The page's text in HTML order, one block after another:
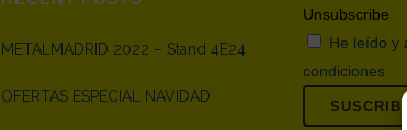
METALMADRID 2022 – Stand 4E24
OFERTAS ESPECIAL NAVIDAD
Unsubscribe
He leído y
condiciones